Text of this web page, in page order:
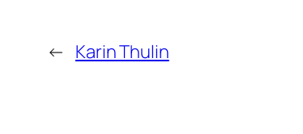
← Karin Thulin